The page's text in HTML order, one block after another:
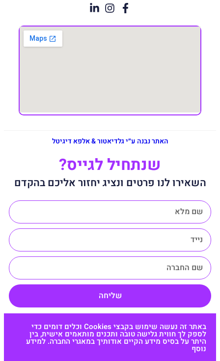
האתר נבנה ע״י גלדיאטור & אלפא דיגיטל
שנתחיל לגייס?
השאירו לנו פרטים ונציג יחזור אליכם בהקדם
שליחה
באתר זה נעשה שימוש בקבצי Cookies וכלים דומים כדי
לספק לך חווית גלישה טובה ותכנים מותאמים אישית, בין
היתר על בסיס מידע הקיים אודותיך במאגרי החברה. למידע
נוסף